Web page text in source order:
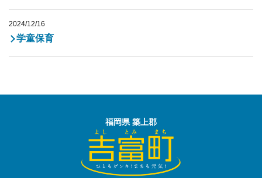
学童保育
2024/12/16
福岡県 築上郡